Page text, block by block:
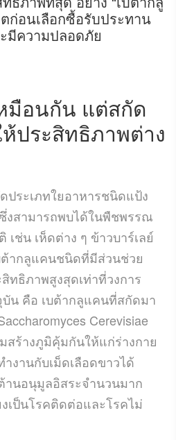
ก่อนเลือกซื้อรับประทาน
มีความปลอดภัย
มือนกัน แต่สกัด
ประสิทธิภาพต่าง
ประเภทใยอาหารชนิดแป้ง
งสามารถพบได้ในพืชพรรณ
ช่น เห็ดต่าง ๆ ข้าวบาร์เลย์
ากลูแคนชนิดที่มีส่วนช่วย
ทธิภาพสูงสุดเท่าที่วงการ
น คือ เบต้ากลูแคนที่สกัดมา
Cerevisiae
สร้างภูมิคุ้มกันให้แก่ร่างกาย
ำงานกับเม็ดเลือดขาวได้
านอนุมูลอิสระจำนวนมาก
เป็นโรคติดต่อและโรคไม่